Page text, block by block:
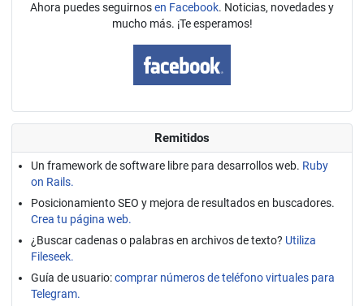
Ahora puedes seguirnosen Facebook. Noticias, novedades y
mucho más. ¡Te esperamos!
Remitidos
Un framework de software libre para desarrollos web. Ruby
on Rails.
Posicionamiento SEO y mejora de resultados en buscadores.
Crea tu página web.
¿Buscar cadenas o palabras en archivos de texto? Utiliza
Fileseek.
Guía de usuario:comprar números de teléfono virtuales para
Telegram.